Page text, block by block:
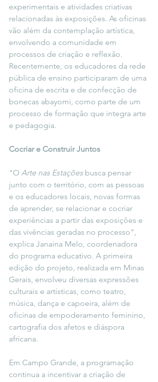
experimentais e atividades criativas
relacionadas às exposições. As oficinas
vão além da contemplação artística,
envolvendo a comunidade em
processos de criação e reflexão.
Recentemente, os educadores da rede
pública de ensino participaram de uma
oficina de escrita e de confecção de
bonecas abayomi, como parte de um
processo de formação que integra arte
e pedagogia.
Cocriar e Construir Juntos
"O Arte nas Estações busca pensar
junto com o território, com as pessoas
e os educadores locais, novas formas
de aprender, se relacionar e cocriar
experiências a partir das exposições e
das vivências geradas no processo",
explica Janaina Melo, coordenadora
do programa educativo. A primeira
edição do projeto, realizada em Minas
Gerais, envolveu diversas expressões
culturais e artísticas, como teatro,
música, dança e capoeira, além de
oficinas de empoderamento feminino,
cartografia dos afetos e diáspora
africana.
Em Campo Grande, a programação
continua a incentivar a criação de